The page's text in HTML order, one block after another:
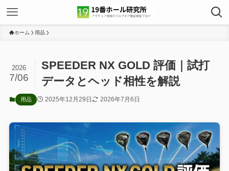
ホーム 用品
SPEEDER NX GOLD 評価｜試打
データとヘッド相性を解説
2026
7/06
用品 2025年12月29日 2026年7月6日